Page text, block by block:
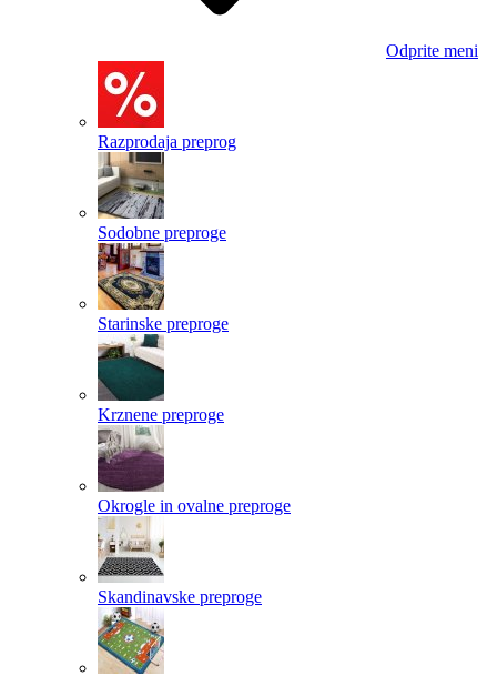
Odprite meni
Razprodaja preprog
Sodobne preproge
Starinske preproge
Krznene preproge
Okrogle in ovalne preproge
Skandinavske preproge